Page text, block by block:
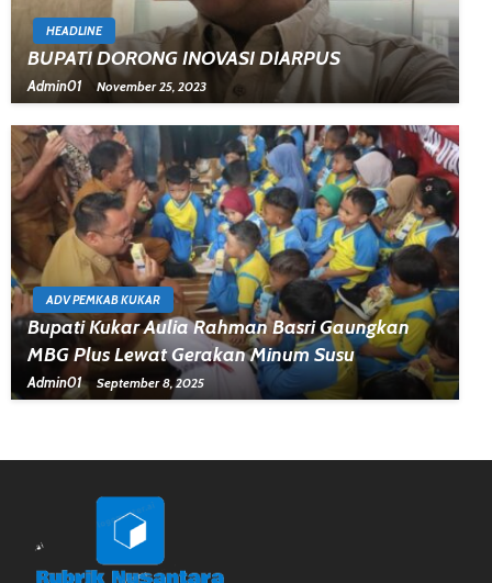
HEADLINE
BUPATI DORONG INOVASI DIARPUS
Admin01 November 25, 2023
ADV PEMKAB KUKAR
Bupati Kukar Aulia Rahman Basri Gaungkan
MBG Plus Lewat Gerakan Minum Susu
Admin01 September 8, 2025